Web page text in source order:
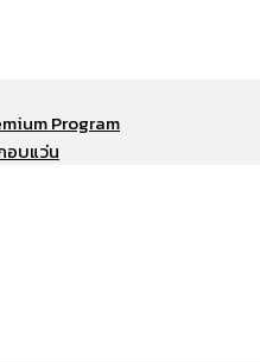
Program
อบแว่น